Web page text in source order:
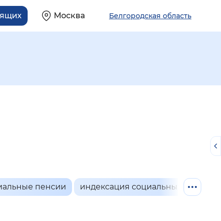
Москва Белгородская область
пенсии индексация социальных пенсий
.